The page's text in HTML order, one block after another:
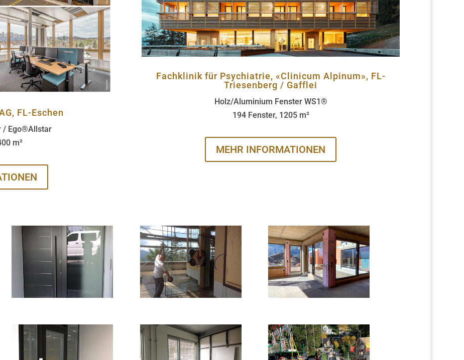
FL-Eschen
/ Ego®Allstar
m²
Fachklinik für Psychiatrie, «Clinicum Alpinum», FL-
Triesenberg / Gafflei
Holz/Aluminium Fenster WS1®
194 Fenster, 1205 m²
MEHR INFORMATIONEN